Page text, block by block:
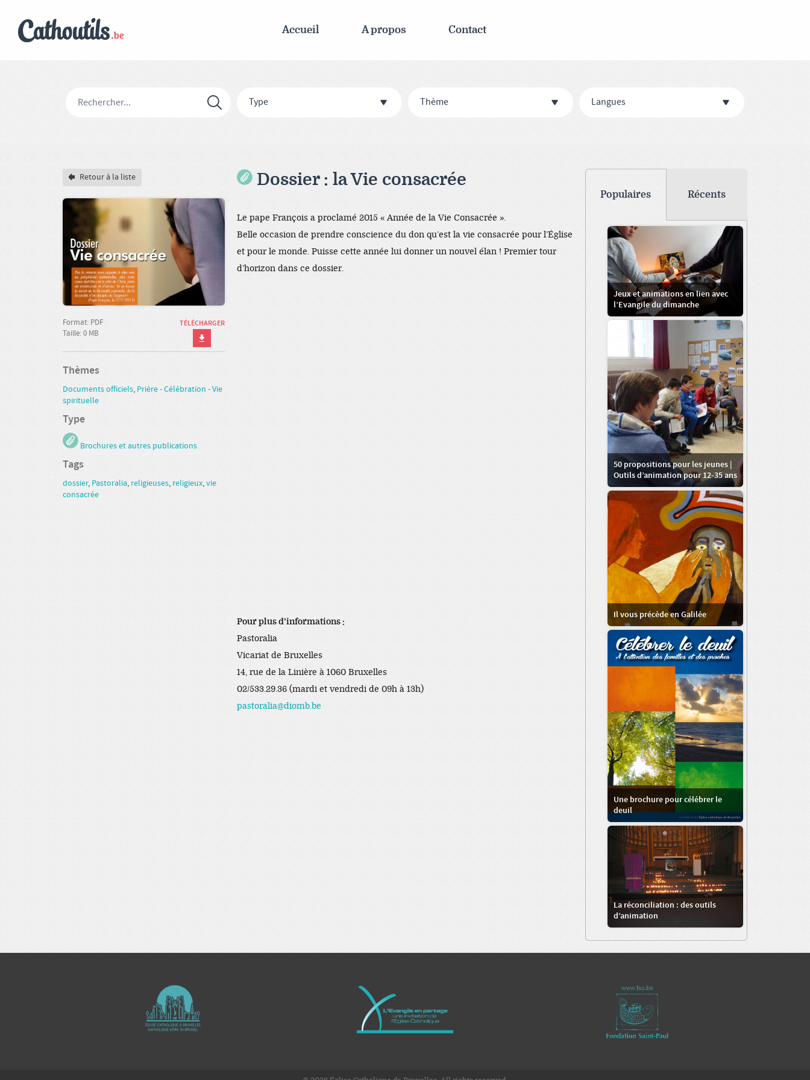
Accueil A propos Contact
Type Thème Langues
Dossier : la Vie consacrée
Le pape François a proclamé 2015 « Année de la Vie Consacrée ».
Belle occasion de prendre conscience du don qu’est la vie consacrée pour l’Église
et pour le monde. Puisse cette année lui donner un nouvel élan ! Premier tour
d’horizon dans ce dossier.
Pour plus d’informations :
Pastoralia
Vicariat de Bruxelles
14, rue de la Linière à 1060 Bruxelles
02/533.29.36 (mardi et vendredi de 09h à 13h)
pastoralia@diomb.be
Retour à la liste
TÉLÉCHARGER
Format: PDF
Taille: 0 MB
Thèmes
Documents officiels, Prière - Célébration - Vie
spirituelle
Type
Brochures et autres publications
Tags
dossier, Pastoralia, religieuses, religieux,vie
consacrée
Populaires
Jeux et animations en lien avec
l’Evangile du dimanche
50 propositions pour les jeunes |
Outils d’animation pour 12-35 ans
Il vous précède en Galilée
Une brochure pour célébrer le
deuil
La réconciliation : des outils
d’animation
Récents